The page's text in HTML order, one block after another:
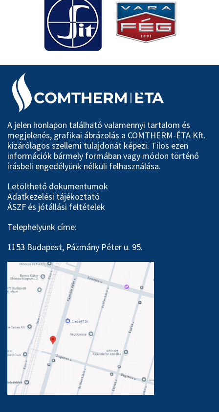
A jelen honlapon található valamennyi tartalom és
megjelenés, grafikai ábrázolás a COMTHERM-ÉTA Kft.
kizárólagos szellemi tulajdonát képezi. Tilos ezen
információk bármely formában vagy módon történő
írásbeli engedélyünk nélküli felhasználása.
Letölthető dokumentumok
Adatkezelési tájékoztató
ÁSZF és jótállási feltételek
Telephelyünk címe:
1153 Budapest, Pázmány Péter u. 95.